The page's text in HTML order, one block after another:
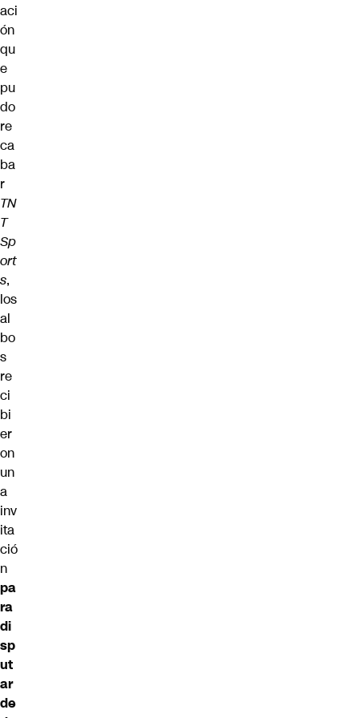
aci
ón
qu
e
pu
do
re
ca
ba
r
TN
T
Sp
ort
s,
los
al
bo
s
re
ci
bi
er
on
un
a
inv
ita
ció
n
pa
ra
di
sp
ut
ar
de